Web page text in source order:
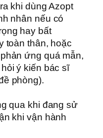
khi dùng Azopt
nhân nếu có
hay bất
toàn thân, hoặc
ứng quá mẫn,
ý kiến bác sĩ
phòng).
qua khi đang sử
khi vận hành